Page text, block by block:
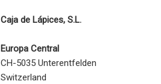
Caja de Lápices, S.L.
Europa Central
CH-5035 Unterentfelden
Switzerland